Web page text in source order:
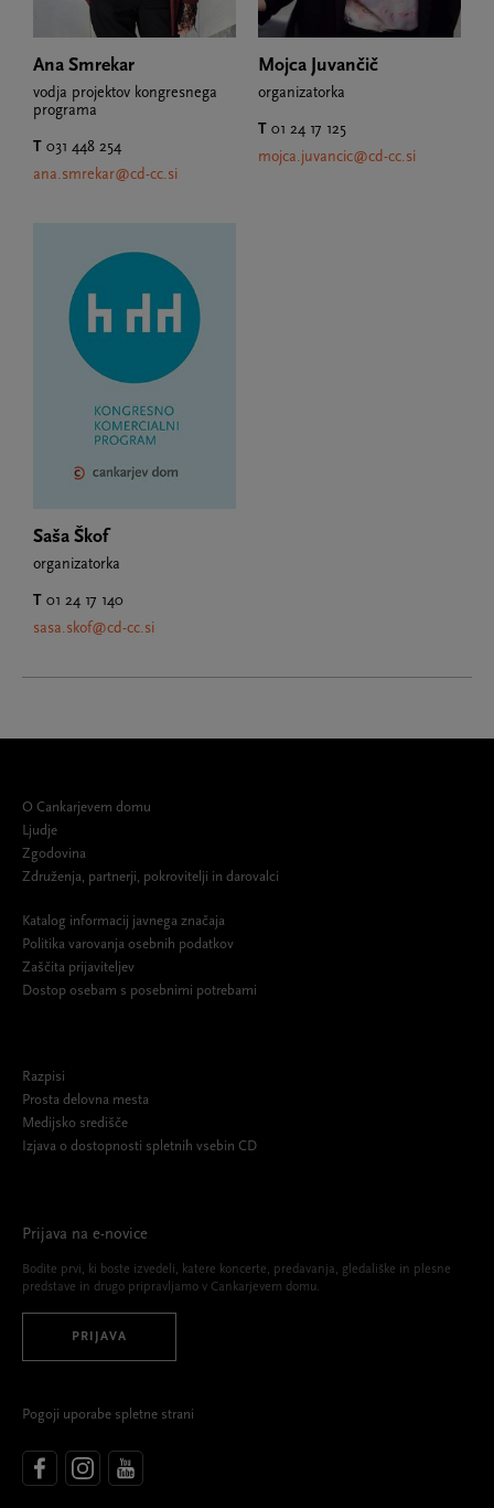
Ana Smrekar
vodja projektov kongresnega
programa
T 031 448 254
ana.smrekar@cd-cc.si
Mojca Juvančič
organizatorka
T 01 24 17 125
mojca.juvancic@cd-cc.si
Saša Škof
organizatorka
T 01 24 17 140
sasa.skof@cd-cc.si
O Cankarjevem domu
Ljudje
Zgodovina
Združenja, partnerji, pokrovitelji in darovalci
Katalog informacij javnega značaja
Politika varovanja osebnih podatkov
Zaščita prijaviteljev
Dostop osebam s posebnimi potrebami
Razpisi
Prosta delovna mesta
Medijsko središče
Izjava o dostopnosti spletnih vsebin CD
Prijava na e-novice
Bodite prvi, ki boste izvedeli, katere koncerte, predavanja, gledališke in plesne
predstave in drugo pripravljamo v Cankarjevem domu.
PRIJAVA
Pogoji uporabe spletne strani